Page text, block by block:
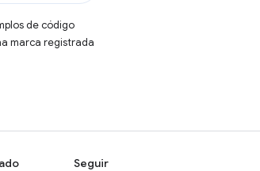
de código
marca registrada
Seguir